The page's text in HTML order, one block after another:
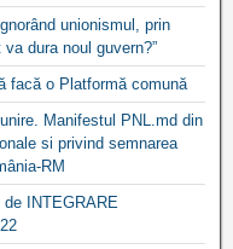
unionismul, prin
dura noul guvern?”
facă o Platformă comună
Manifestul PNL.md din
si privind semnarea
RM
de INTEGRARE